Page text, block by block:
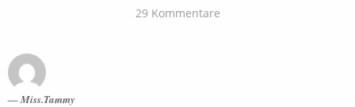
29 Kommentare
Miss.Tammy